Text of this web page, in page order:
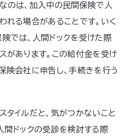
のは、加入中の民間保険で人
れる場合があることです。いく
では、人間ドックを受けた際
があります。この給付金を受け
険会社に申告し、手続きを行う
タイルだと、気がつかないこと
間ドックの受診を検討する際